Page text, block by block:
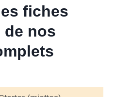
fiches
nos